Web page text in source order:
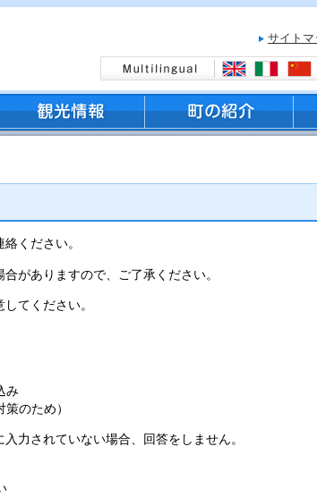
サイトマ
ください。
がありますので、ご了承ください。
てください。
み
のため）
力されていない場合、回答をしません。